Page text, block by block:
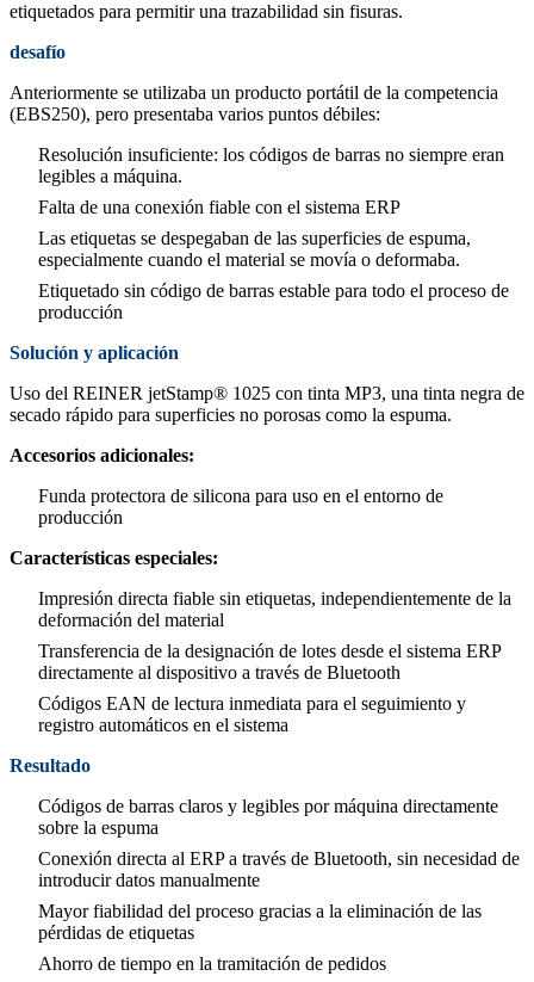
etiquetados para permitir una trazabilidad sin fisuras.
desafío
Anteriormente se utilizaba un producto portátil de la competencia
(EBS250), pero presentaba varios puntos débiles:
Resolución insuficiente: los códigos de barras no siempre eran
legibles a máquina.
Falta de una conexión fiable con el sistema ERP
Las etiquetas se despegaban de las superficies de espuma,
especialmente cuando el material se movía o deformaba.
Etiquetado sin código de barras estable para todo el proceso de
producción
Solución y aplicación
Uso del REINER jetStamp® 1025 con tinta MP3, una tinta negra de
secado rápido para superficies no porosas como la espuma.
Accesorios adicionales:
Funda protectora de silicona para uso en el entorno de
producción
Características especiales:
Impresión directa fiable sin etiquetas, independientemente de la
deformación del material
Transferencia de la designación de lotes desde el sistema ERP
directamente al dispositivo a través de Bluetooth
Códigos EAN de lectura inmediata para el seguimiento y
registro automáticos en el sistema
Resultado
Códigos de barras claros y legibles por máquina directamente
sobre la espuma
Conexión directa al ERP a través de Bluetooth, sin necesidad de
introducir datos manualmente
Mayor fiabilidad del proceso gracias a la eliminación de las
pérdidas de etiquetas
Ahorro de tiempo en la tramitación de pedidos